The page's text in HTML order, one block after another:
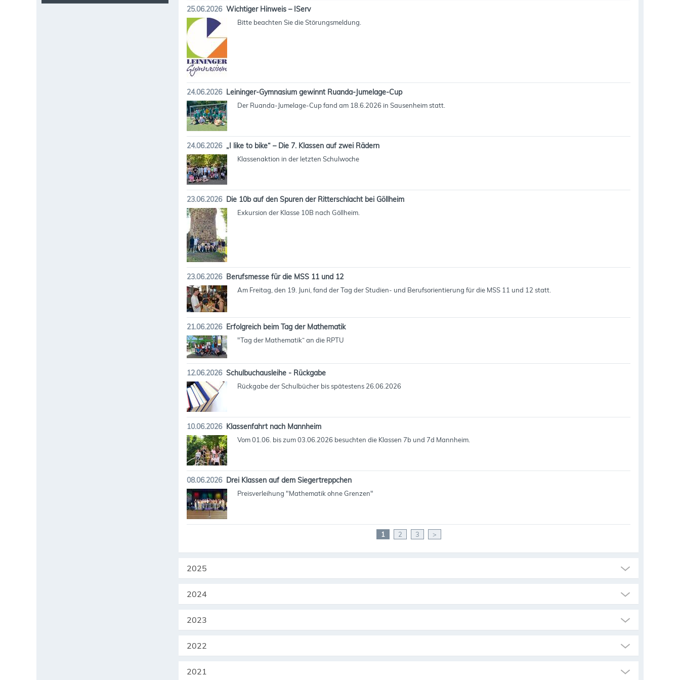
25.06.2026 Wichtiger Hinweis – IServ
Bitte beachten Sie die Störungsmeldung.
24.06.2026 Leininger-Gymnasium gewinnt Ruanda-Jumelage-Cup
Der Ruanda-Jumelage-Cup fand am 18.6.2026 in Sausenheim statt.
24.06.2026 „I like to bike“ – Die 7. Klassen auf zwei Rädern
Klassenaktion in der letzten Schulwoche
23.06.2026 Die 10b auf den Spuren der Ritterschlacht bei Göllheim
Exkursion der Klasse 10B nach Göllheim.
23.06.2026 Berufsmesse für die MSS 11 und 12
Am Freitag, den 19. Juni, fand der Tag der Studien- und Berufsorientierung für die MSS 11 und 12 statt.
21.06.2026 Erfolgreich beim Tag der Mathematik
"Tag der Mathematik“ an die RPTU
12.06.2026 Schulbuchausleihe - Rückgabe
Rückgabe der Schulbücher bis spätestens 26.06.2026
10.06.2026 Klassenfahrt nach Mannheim
Vom 01.06. bis zum 03.06.2026 besuchten die Klassen 7b und 7d Mannheim.
08.06.2026 Drei Klassen auf dem Siegertreppchen
Preisverleihung "Mathematik ohne Grenzen"
1 2 3 >
2025
2024
2023
2022
2021